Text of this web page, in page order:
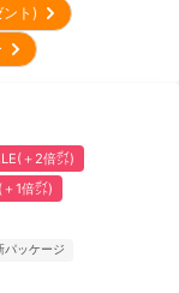
ント)
＋2倍㌽)
1倍㌽)
パッケージ